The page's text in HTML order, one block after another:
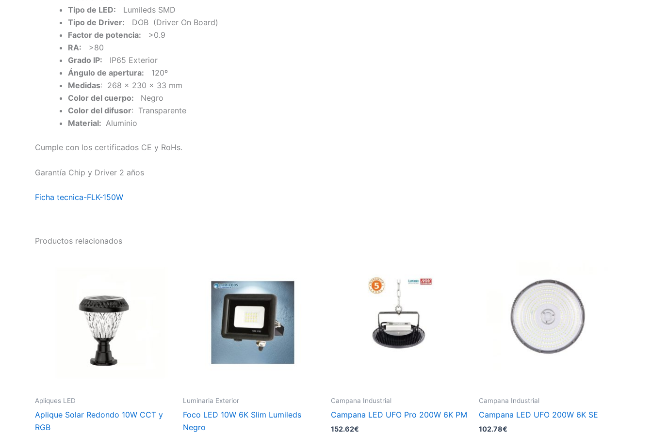
Tipo de LED: Lumileds SMD
Tipo de Driver: DOB (Driver On Board)
Factor de potencia: >0.9
RA: >80
Grado IP: IP65 Exterior
Ángulo de apertura: 120º
Medidas: 268 x 230 x 33 mm
Color del cuerpo:
Negro
Color del difusor: Transparente
Material: Aluminio
Cumple con los certificados CE y RoHs.
Garantía Chip y Driver 2 años
Ficha tecnica-FLK-150W
Productos relacionados
Apliques LED
Aplique Solar Redondo 10W CCT y
RGB
Luminaria Exterior
Foco LED 10W 6K Slim Lumileds
Negro
Campana Industrial
Campana LED UFO Pro 200W 6K PM
152.62€
Campana Industrial
Campana LED UFO 200W 6K SE
102.78€